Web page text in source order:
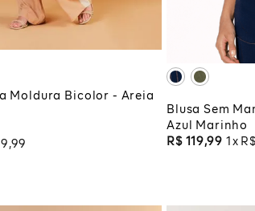
À SACOLA
Moldura Bicolor - Areia
,99
Blusa Sem
Azul Marinho
R$ 119,99 1 R$